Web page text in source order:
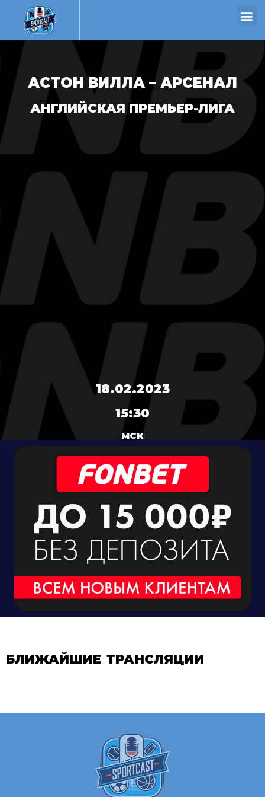
АСТОН ВИЛЛА – АРСЕНАЛ
АНГЛИЙСКАЯ ПРЕМЬЕР-ЛИГА
18.02.2023
15:30
МСК
БЛИЖАЙШИЕ ТРАНСЛЯЦИИ